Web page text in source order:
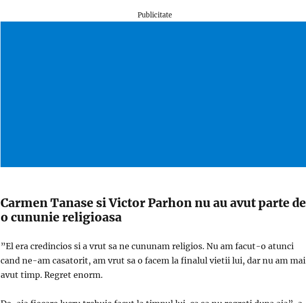
Publicitate
Carmen Tanase si Victor Parhon nu au avut parte de
o cununie religioasa
”El era credincios si a vrut sa ne cununam religios. Nu am facut-o atunci
cand ne-am casatorit, am vrut sa o facem la finalul vietii lui, dar nu am mai
avut timp. Regret enorm.